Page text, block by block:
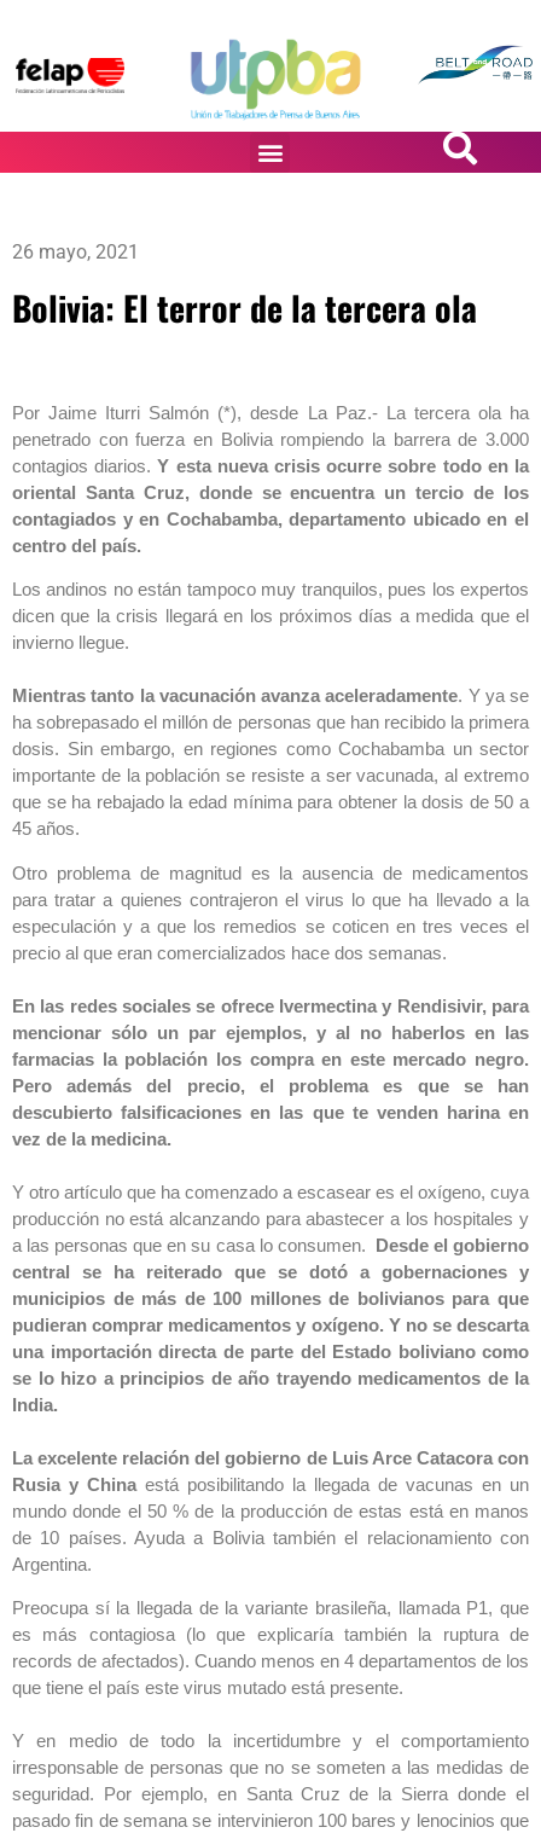
26 mayo, 2021
Bolivia: El terror de la tercera ola
Por Jaime Iturri Salmón (*), desde La Paz.- La tercera ola ha
penetrado con fuerza en Bolivia rompiendo la barrera de 3.000
contagios diarios.Y esta nueva crisis ocurre sobre todo en la
oriental Santa Cruz, donde se encuentra un tercio de los
contagiados y en Cochabamba, departamento ubicado en el
centro del país.
Los andinos no están tampoco muy tranquilos, pues los expertos
dicen que la crisis llegará en los próximos días a medida que el
invierno llegue.
Mientras tanto la vacunación avanza aceleradamente. Y ya se
ha sobrepasado el millón de personas que han recibido la primera
dosis. Sin embargo, en regiones como Cochabamba un sector
importante de la población se resiste a ser vacunada, al extremo
que se ha rebajado la edad mínima para obtener la dosis de 50 a
45 años.
Otro problema de magnitud es la ausencia de medicamentos
para tratar a quienes contrajeron el virus lo que ha llevado a la
especulación y a que los remedios se coticen en tres veces el
precio al que eran comercializados hace dos semanas.
En las redes sociales se ofrece Ivermectina y Rendisivir, para
mencionar sólo un par ejemplos, y al no haberlos en las
farmacias la población los compra en este mercado negro.
Pero además del precio, el problema es que se han
descubierto falsificaciones en las que te venden harina en
vez de la medicina.
Y otro artículo que ha comenzado a escasear es el oxígeno, cuya
producción no está alcanzando para abastecer a los hospitales y
a las personas que en su casa lo consumen. Desde el gobierno
central se ha reiterado que se dotó a gobernaciones y
municipios de más de 100 millones de bolivianos para que
pudieran comprar medicamentos y oxígeno. Y no se descarta
una importación directa de parte del Estado boliviano como
se lo hizo a principios de año trayendo medicamentos de la
India.
La excelente relación del gobierno de Luis Arce Catacora con
Rusia y China está posibilitando la llegada de vacunas en un
mundo donde el 50 % de la producción de estas está en manos
de 10 países. Ayuda a Bolivia también el relacionamiento con
Argentina.
Preocupa sí la llegada de la variante brasileña, llamada P1, que
es más contagiosa (lo que explicaría también la ruptura de
records de afectados). Cuando menos en 4 departamentos de los
que tiene el país este virus mutado está presente.
Y en medio de todo la incertidumbre y el comportamiento
irresponsable de personas que no se someten a las medidas de
seguridad. Por ejemplo, en Santa Cruz de la Sierra donde el
pasado fin de semana se intervinieron 100 bares y lenocinios que